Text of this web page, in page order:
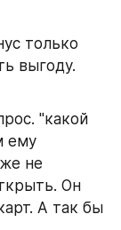
только
выгоду.
"какой
ему
не
Он
А так бы